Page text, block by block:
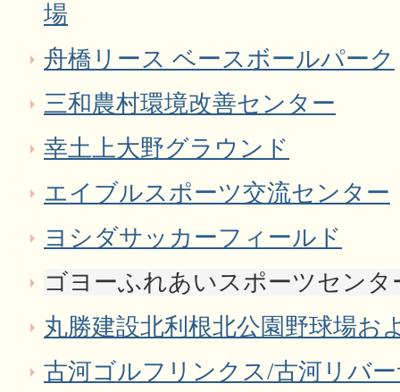
場
舟橋リース ベースボールパーク
三和農村環境改善センター
幸土上大野グラウンド
エイブルスポーツ交流センター
ヨシダサッカーフィールド
ゴヨーふれあいスポーツセンタ
丸勝建設北利根北公園野球場お
古河ゴルフリンクス/古河リバ